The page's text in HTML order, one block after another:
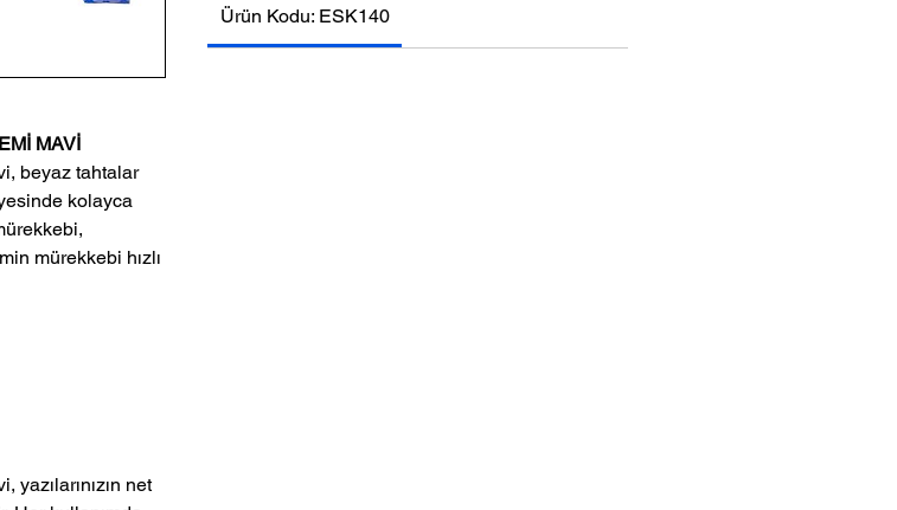
MAVİ
beyaz tahtalar
kolayca
mürekkebi hızlı
net
Ürün Kodu: ESK140